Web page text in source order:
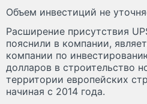
Объем инвестиций не
Расширение присутствия
пояснили в компании,
компании по
долларов в строительство
территории европейских
начиная с 2014 года.